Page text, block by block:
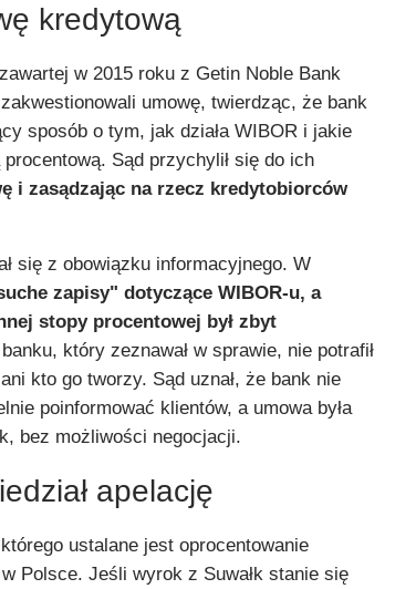
kredytową
w 2015 roku z Getin Noble Bank
umowę, twierdząc, że bank
sposób o tym, jak działa WIBOR i jakie
Sąd przychylił się do ich
i zasądzając na rzecz kredytobiorców
się z obowiązku informacyjnego. W
zapisy" dotyczące WIBOR-u, a
stopy procentowej był zbyt
który zeznawał w sprawie, nie potrafił
kto go tworzy. Sąd uznał, że bank nie
poinformować klientów, a umowa była
bez możliwości negocjacji.
apelację
ustalane jest oprocentowanie
w Polsce. Jeśli wyrok z Suwałk stanie się